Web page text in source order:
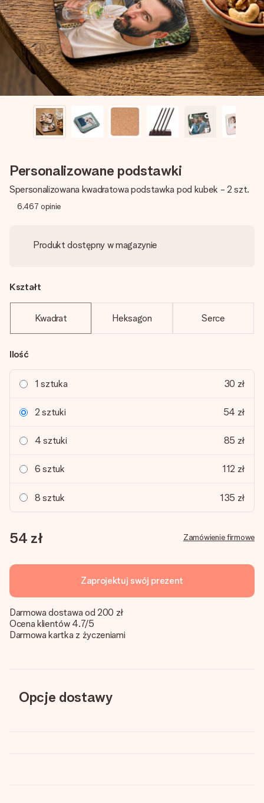
imieniem, swoim zdjęciem lub wiadomością, która naprawdę
poruszy serce. Bez problemu, po prostu ogrom miłości na
tę chwilę.
Personalizowane podstawki
Spersonalizowana kwadratowa podstawka pod kubek - 2 szt.
6,467 opinie
Produkt dostępny w magazynie
Kształt
Kwadrat Heksagon Serce
Ilość
1 sztuka 30 zł
2 sztuki 54 zł
4 sztuki 85 zł
6 sztuk 112 zł
8 sztuk 135 zł
54 zł Zamówienie firmowe
Zaprojektuj swój prezent
Darmowa dostawa od 200 zł
Ocena klientów 4.7/5
Darmowa kartka z życzeniami
Opcje dostawy